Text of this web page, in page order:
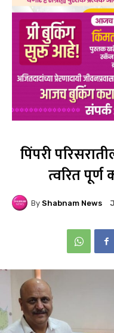
पिंपरी
त्वरित
By Shabnam News